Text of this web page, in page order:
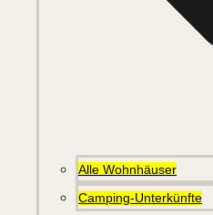
Alle Wohnhäuser
Camping-Unterkünfte